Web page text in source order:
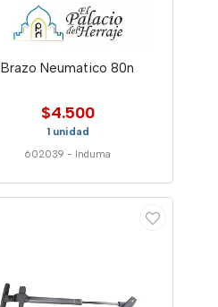
Brazo Neumatico 80n
$4.500
1 unidad
602039 - Induma